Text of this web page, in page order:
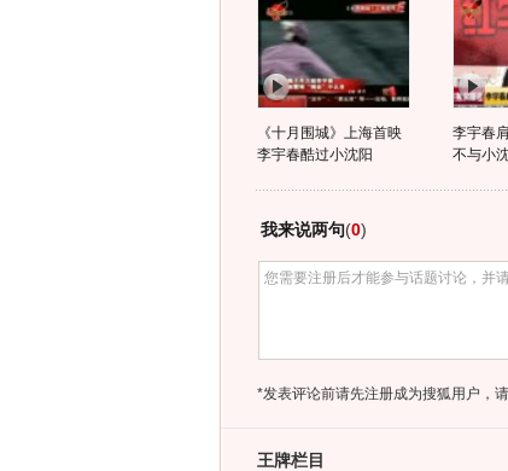
《十月围城》上海首映
李宇春酷过小沈阳
李宇春
不与小
我来说两句(0)
*发表评论前请先注册成为搜狐用户，
王牌栏目